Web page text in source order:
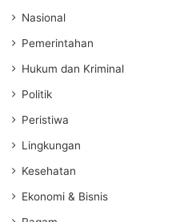
Nasional
Pemerintahan
Hukum dan Kriminal
Politik
Peristiwa
Lingkungan
Kesehatan
Ekonomi & Bisnis